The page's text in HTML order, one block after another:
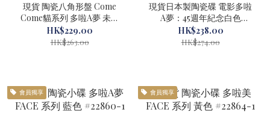
現貨 陶瓷八角形盤 Come
Come貓系列 多啦A夢 未來
百貨限定 #40181-1
HK$229.00
HK$263.00
現貨日本製陶瓷碟 電影多啦
A夢：45週年紀念白色
#55070
HK$238.00
HK$274.00
會員獨享 會員獨享